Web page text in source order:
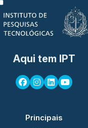
Aqui tem IPT
Principais